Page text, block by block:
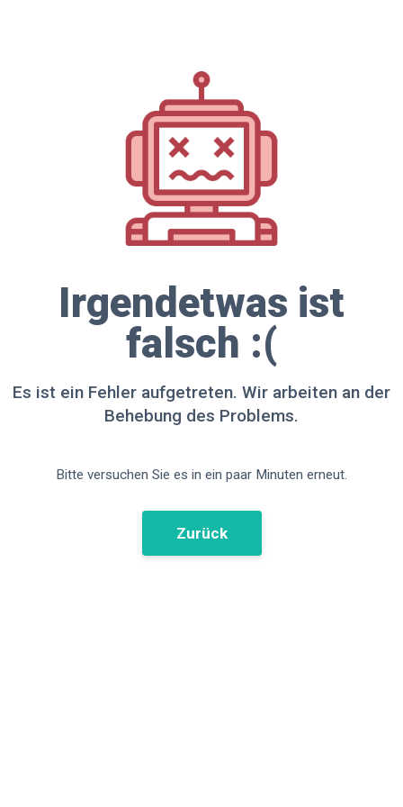
Irgendetwas ist
falsch :(
Es ist ein Fehler aufgetreten. Wir arbeiten an der
Behebung des Problems.
Bitte versuchen Sie es in ein paar Minuten erneut.
Zurück